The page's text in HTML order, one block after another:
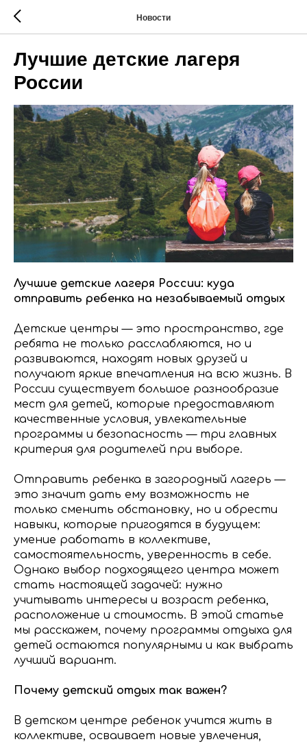
Новости
Лучшие детские лагеря
России
Лучшие детские лагеря России: куда
отправить ребенка на незабываемый отдых
Детские центры — это пространство, где
ребята не только расслабляются, но и
развиваются, находят новых друзей и
получают яркие впечатления на всю жизнь. В
России существует большое разнообразие
мест для детей, которые предоставляют
качественные условия, увлекательные
программы и безопасность — три главных
критерия для родителей при выборе.
Отправить ребенка в загородный лагерь —
это значит дать ему возможность не
только сменить обстановку, но и обрести
навыки, которые пригодятся в будущем:
умение работать в коллективе,
самостоятельность, уверенность в себе.
Однако выбор подходящего центра может
стать настоящей задачей: нужно
учитывать интересы и возраст ребенка,
расположение и стоимость. В этой статье
мы расскажем, почему программы отдыха для
детей остаются популярными и как выбрать
лучший вариант.
Почему детский отдых так важен?
В детском центре ребенок учится жить в
коллективе, осваивает новые увлечения,